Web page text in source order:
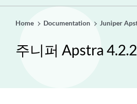
Home Documentation Juniper
주니퍼 Apstra